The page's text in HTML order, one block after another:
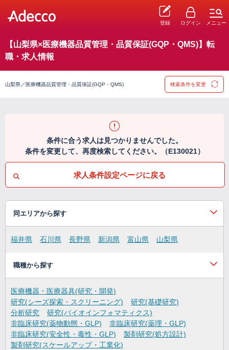
登録 ログイン メニュー
【山梨県×医療機器品質管理・品質保証(GQP・QMS)】転
職・求人情報
山梨県／医療機器品質管理・品質保証(GQP・QMS) 検索条件を変更
条件に合う求人は見つかりませんでした。
条件を変更して、再度検索してください。（E130021）
求人条件設定ページに戻る
同エリアから探す
福井県 石川県 長野県 新潟県 富山県 山梨県
職種から探す
医療機器・医療器具(研究・開発)
研究(シーズ探索・スクリーニング)
研究(基礎研究)
分析研究
研究(バイオインフォマティクス)
非臨床研究(薬物動態・GLP)
非臨床研究(薬理・GLP)
非臨床研究(安全性・毒性・GLP)
製剤研究(処方設計)
製剤研究(スケールアップ・工業化)